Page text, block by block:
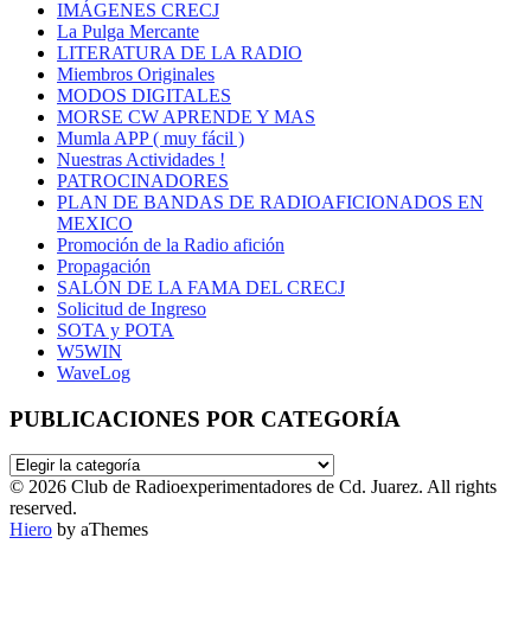
IMÁGENES CRECJ
La Pulga Mercante
LITERATURA DE LA RADIO
Miembros Originales
MODOS DIGITALES
MORSE CW APRENDE Y MAS
Mumla APP ( muy fácil )
Nuestras Actividades !
PATROCINADORES
PLAN DE BANDAS DE RADIOAFICIONADOS EN
MEXICO
Promoción de la Radio afición
Propagación
SALÓN DE LA FAMA DEL CRECJ
Solicitud de Ingreso
SOTA y POTA
W5WIN
WaveLog
PUBLICACIONES POR CATEGORÍA
PUBLICACIONES
POR
CATEGORÍA
© 2026 Club de Radioexperimentadores de Cd. Juarez. All rights
reserved.
Hiero by aThemes